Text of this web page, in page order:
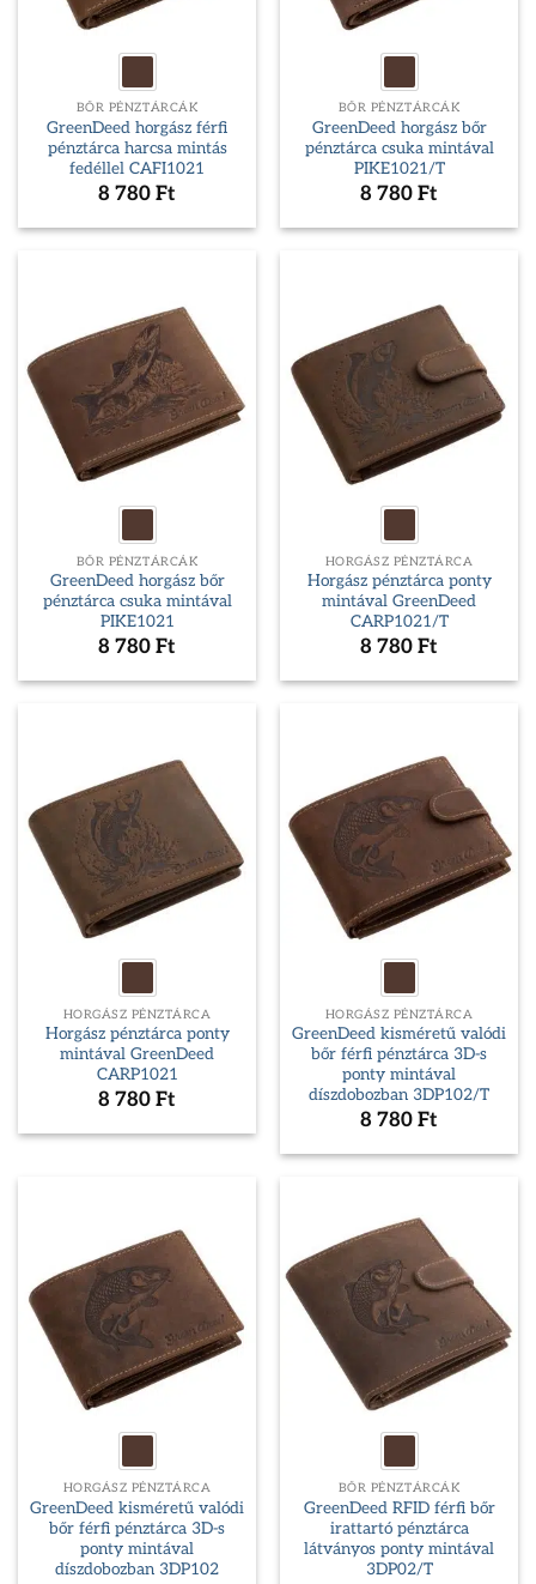
BŐR PÉNZTÁRCÁK
GreenDeed horgász férfi
pénztárca harcsa mintás
fedéllel CAFI1021
8 780 Ft
BŐR PÉNZTÁRCÁK
GreenDeed horgász bőr
pénztárca csuka mintával
PIKE1021/T
8 780 Ft
BŐR PÉNZTÁRCÁK
GreenDeed horgász bőr
pénztárca csuka mintával
PIKE1021
8 780 Ft
HORGÁSZ PÉNZTÁRCA
Horgász pénztárca ponty
mintával GreenDeed
CARP1021/T
8 780 Ft
HORGÁSZ PÉNZTÁRCA
Horgász pénztárca ponty
mintával GreenDeed
CARP1021
8 780 Ft
HORGÁSZ PÉNZTÁRCA
GreenDeed kisméretű valódi
bőr férfi pénztárca 3D-s
ponty mintával
díszdobozban 3DP102/T
8 780 Ft
HORGÁSZ PÉNZTÁRCA
GreenDeed kisméretű valódi
bőr férfi pénztárca 3D-s
ponty mintával
díszdobozban 3DP102
BŐR PÉNZTÁRCÁK
GreenDeed RFID férfi bőr
irattartó pénztárca
látványos ponty mintával
3DP02/T